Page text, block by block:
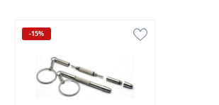
-15%